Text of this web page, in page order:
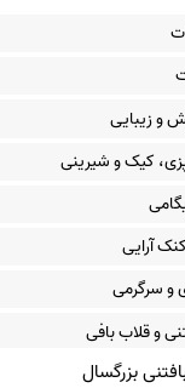
و زیبایی
کیک و شیرینی
آرایی
و سرگرمی
و قلاب بافی
بزرگسال